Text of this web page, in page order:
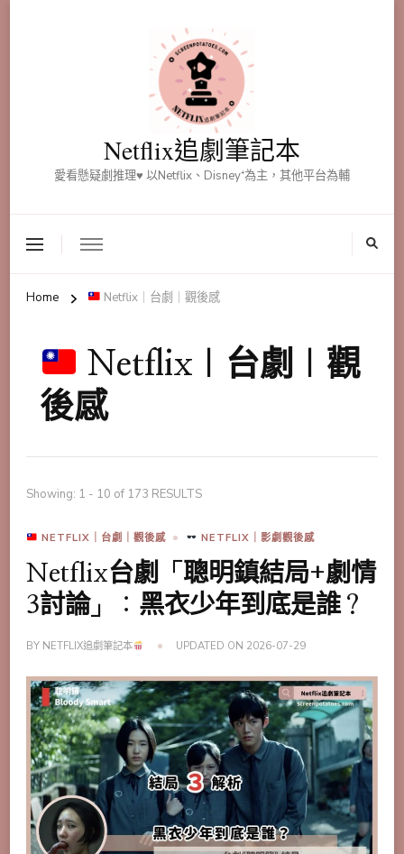
Netflix追劇筆記本
愛看懸疑劇推理♥ 以Netflix、Disney⁺為主，其他平台為輔
Home Netflix｜台劇｜觀後感
Netflix｜台劇｜觀
後感
Showing: 1 - 10 of 173 RESULTS
NETFLIX｜台劇｜觀後感 NETFLIX｜影劇觀後感
Netflix台劇「聰明鎮結局+劇情
3討論」：黑衣少年到底是誰？
BY NETFLIX追劇筆記本 UPDATED ON 2026-07-29